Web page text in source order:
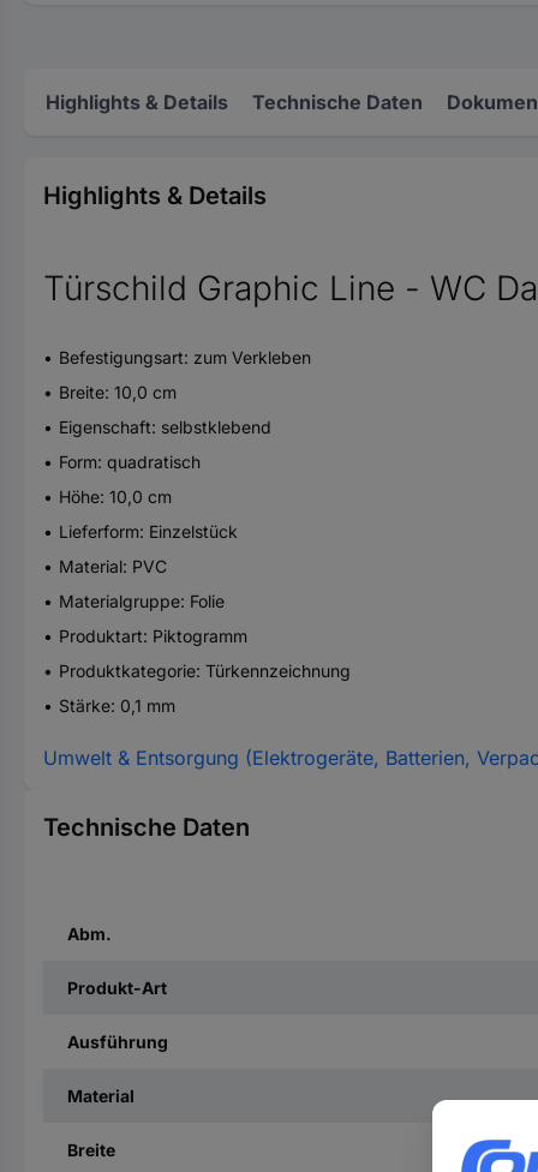
Highlights & Details Technische Daten
Highlights & Details
Türschild Graphic Line - WC
Befestigungsart: zum Verkleben
Breite: 10,0 cm
Eigenschaft: selbstklebend
Form: quadratisch
Höhe: 10,0 cm
Lieferform: Einzelstück
Material: PVC
Materialgruppe: Folie
Produktart: Piktogramm
Produktkategorie: Türkennzeichnung
Stärke: 0,1 mm
Umwelt & Entsorgung (Elektrogeräte, Batterien,
Technische Daten
Abm.
Produkt-Art
Ausführung
Material
Breite